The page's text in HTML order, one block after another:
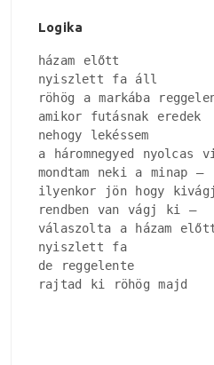
Logika
házam előtt
nyiszlett fa áll
röhög a markába
amikor futásnak eredek
nehogy lekéssem
a háromnegyed nyolcas
mondtam neki a minap –
ilyenkor jön hogy
rendben van vágj ki –
válaszolta a házam
nyiszlett fa
de reggelente
rajtad ki röhög majd